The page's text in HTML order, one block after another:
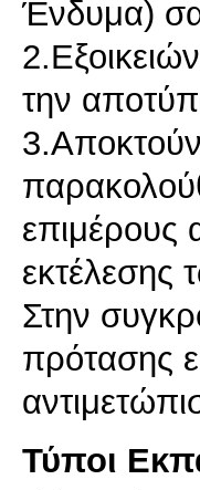
Ένδυμα)
την
επιμέρους
εκτέλεσης
Στην
πρότασης
Τύποι